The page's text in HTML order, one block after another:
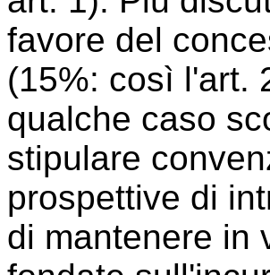
favore del
(15%: così l'art.
qualche caso
stipulare
prospettive di
di mantenere in